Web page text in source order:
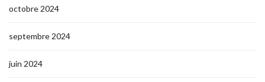
octobre 2024
septembre 2024
juin 2024